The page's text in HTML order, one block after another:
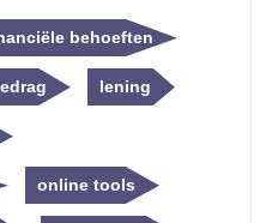
behoeften
lening
online tools